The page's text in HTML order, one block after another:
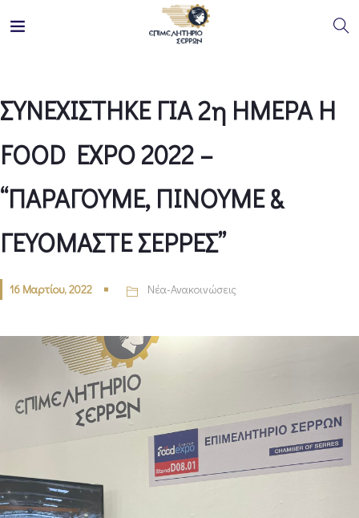
ΣΥΝΕΧΙΣΤΗΚΕ ΓΙΑ 2η ΗΜΕΡΑ Η
FOOD EXPO 2022 –
“ΠΑΡΑΓΟΥΜΕ, ΠΙΝΟΥΜΕ &
ΓΕΥΟΜΑΣΤΕ ΣΕΡΡΕΣ”
16 Μαρτίου, 2022 Νέα-Ανακοινώσεις